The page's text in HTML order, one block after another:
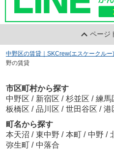
ページ
中野区の賃貸｜SKCrew(エスケークルー)
野の賃貸
市区町村から探す
中野区 / 新宿区 / 杉並区 / 練馬
板橋区 / 品川区 / 世田谷区 / 港
町名から探す
本天沼 / 東中野 / 本町 / 中野 /
弥生町 / 中落合